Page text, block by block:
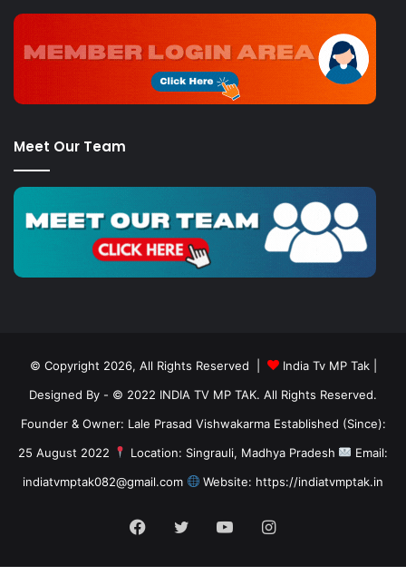
Meet Our Team
© Copyright 2026, All Rights Reserved | India Tv MP Tak|
Designed By - © 2022 INDIA TV MP TAK. All Rights Reserved.
Founder & Owner: Lale Prasad Vishwakarma Established (Since):
25 August 2022
Location: Singrauli, Madhya Pradesh
Email:
indiatvmptak082@gmail.com
Website: https://indiatvmptak.in
Facebook
TwitterYouTubeInstagram